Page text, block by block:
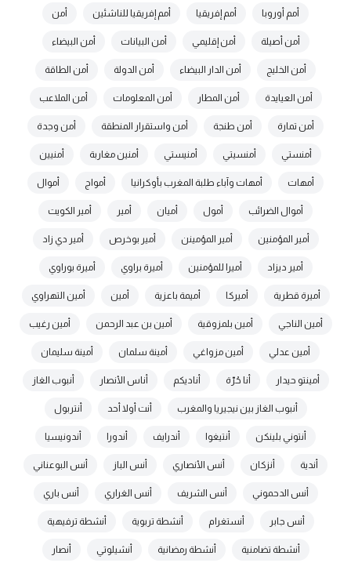
أمم أوروبا أمم إفريقيا أمم إفريقيا للناشئين أمن
أمن أصيلة أمن إقليمي أمن البيانات أمن البيضاء
أمن الخليج أمن الدار البيضاء أمن الدولة أمن الطاقة
أمن العيايدة أمن المطار أمن المعلومات أمن الملاعب
أمن تمارة أمن طنجة أمن واستقرار المنطقة أمن وجدة
أمنستي أمنسيتي أمنيستي أمنين مغاربة أمنيين
أمهات أمهات وآباء طلبة المغرب بأوكرانيا أمواج أموال
أموال الضرائب أمول أميان أمير أمير الكويت
أمير المؤمنين أمير المؤمينن أمير بوخرص أمير دي زاد
أمير ديزاد أميرا للمؤمنين أميرة براوي أميرة بوراوي
أميرة قطرية أميركا أميمة باعزية أمين أمين التهراوي
أمين الناجي أمين بلمزوقية أمين بن عبد الرحمن أمين رغيب
أمين عدلي أمين مزواغي أمينة سلمان أمينة سليمان
أمينتو حيدار أنا حُرّة أناديكم أناس الأنصار أنبوب الغاز
أنبوب الغاز بين نيجيريا والمغرب أنت أولا أحد أنتربول
أنتوني بلينكن أنتيغوا أندرايف أندورا أندونيسيا
أندية أنزكان أنس الأنصاري أنس الباز أنس البوعناني
أنس الدحموني أنس الشريف أنس الغراري أنس باري
أنس جابر أنستغرام أنشطة تربوية أنشطة ترفيهية
أنشطة تضامنية أنشطة رمضانية أنشيلوتي أنصار